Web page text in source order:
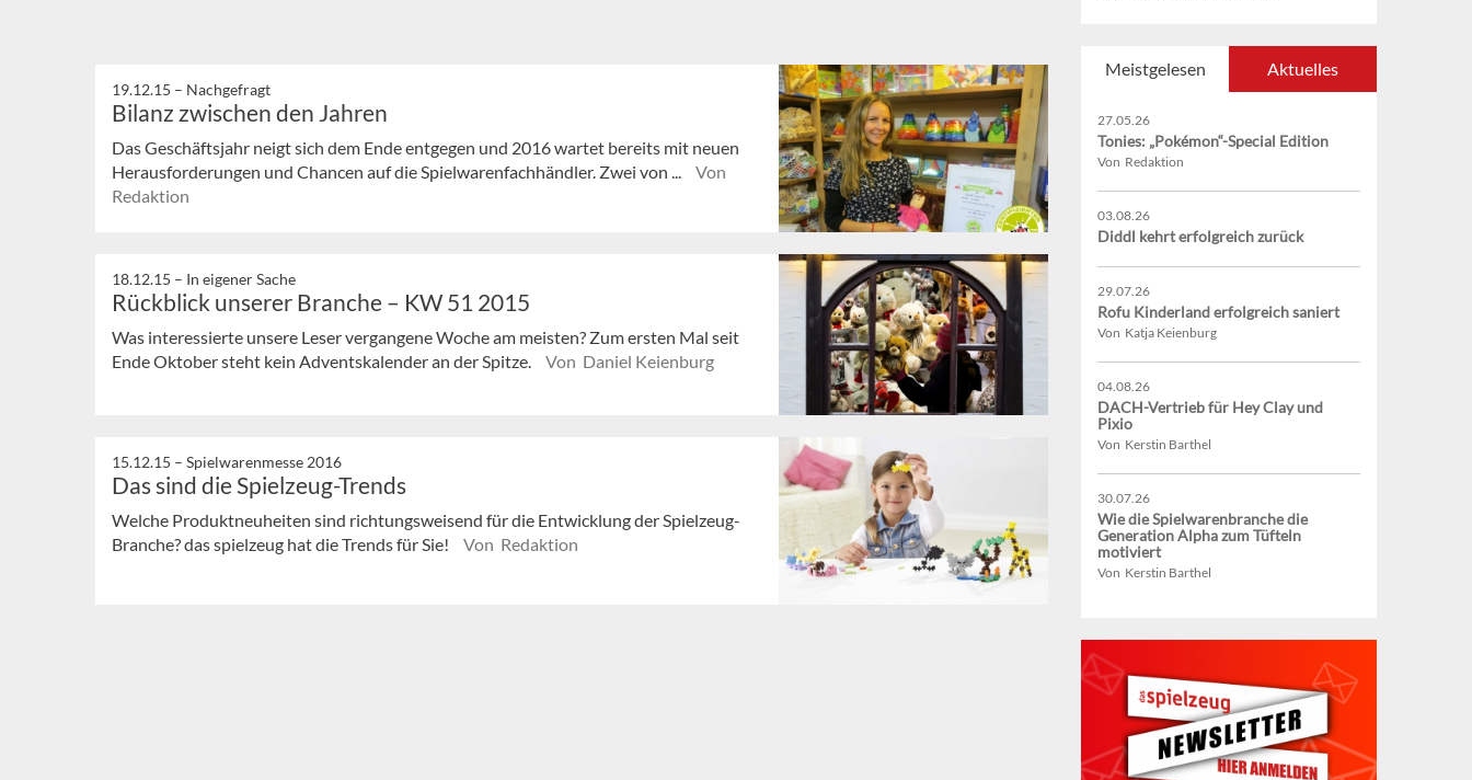
19.12.15 – Nachgefragt
Bilanz zwischen den Jahren
Das Geschäftsjahr neigt sich dem Ende entgegen und 2016 wartet bereits mit neuen
Herausforderungen und Chancen auf die Spielwarenfachhändler. Zwei von ...
Von
Redaktion
18.12.15 – In eigener Sache
Rückblick unserer Branche – KW 51 2015
Was interessierte unsere Leser vergangene Woche am meisten? Zum ersten Mal seit
Ende Oktober steht kein Adventskalender an der Spitze.
Von Daniel Keienburg
15.12.15 – Spielwarenmesse 2016
Das sind die Spielzeug-Trends
Welche Produktneuheiten sind richtungsweisend für die Entwicklung der Spielzeug-
Branche? das spielzeug hat die Trends für Sie!
Von Redaktion
Meistgelesen Aktuelles
27.05.26
Tonies: „Pokémon“-Special Edition
Von Redaktion
03.08.26
Diddl kehrt erfolgreich zurück
29.07.26
Rofu Kinderland erfolgreich saniert
Von Katja Keienburg
04.08.26
DACH-Vertrieb für Hey Clay und
Pixio
Von Kerstin Barthel
30.07.26
Wie die Spielwarenbranche die
Generation Alpha zum Tüfteln
motiviert
Von Kerstin Barthel